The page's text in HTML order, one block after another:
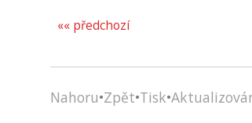
«« předchozí
Nahoru•Zpět•Tisk•